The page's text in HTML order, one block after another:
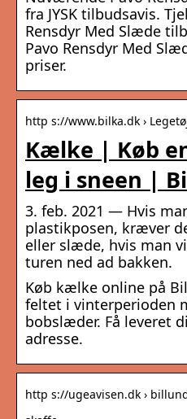
fra JYSK tilbudsavis.
Rensdyr Med Slæde
Pavo Rensdyr Med
priser.
http s://www.bilka.dk ›
Kælke | Køb
leg i sneen |
3. feb. 2021 — Hvis
plastikposen, kræver
eller slæde, hvis man
turen ned ad bakken.
Køb kælke online på
feltet i vinterperioden
bobslæder. Få leveret
adresse.
http s://ugeavisen.dk ›